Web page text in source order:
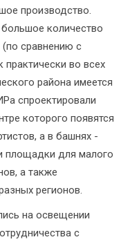
производство.
количество
сравнению с
практически во всех
района имеется
спроектировали
которого появятся
а в башнях -
площадки для малого
а также
регионов.
на освещении
с